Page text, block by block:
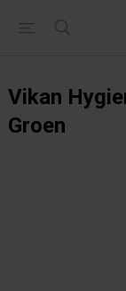
Vikan
Groen